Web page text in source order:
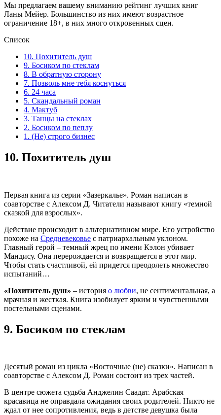
Мы предлагаем вашему вниманию рейтинг лучших книг
Ланы Мейер. Большинство из них имеют возрастное
ограничение 18+, в них много откровенных сцен.
Список
10. Похититель душ
9. Босиком по стеклам
8. В обратную сторону
7. Позволь мне тебя коснуться
6. 24 часа
5. Скандальный роман
4. Мактуб
3. Танцы на стеклах
2. Босиком по пеплу
1. (Не) строго бизнес
10. Похититель душ
Первая книга из серии «Зазеркалье». Роман написан в
соавторстве с Алексом Д. Читатели называют книгу «темной
сказкой для взрослых».
Действие происходит в альтернативном мире. Его устройство
похоже на Средневековье с патриархальным уклоном.
Главный герой – темный жрец по имени Кэлон убивает
Мандису. Она перерождается и возвращается в этот мир.
Чтобы стать счастливой, ей придется преодолеть множество
испытаний…
«Похититель душ» – история о любви, не сентиментальная, а
мрачная и жесткая. Книга изобилует ярким и чувственными
постельными сценами.
9. Босиком по стеклам
Десятый роман из цикла «Восточные (не) сказки». Написан в
соавторстве с Алексом Д. Роман состоит из трех частей.
В центре сюжета судьба Анджелин Саадат. Арабская
красавица не оправдала ожидания своих родителей. Никто не
ждал от нее сопротивления, ведь в детстве девушка была